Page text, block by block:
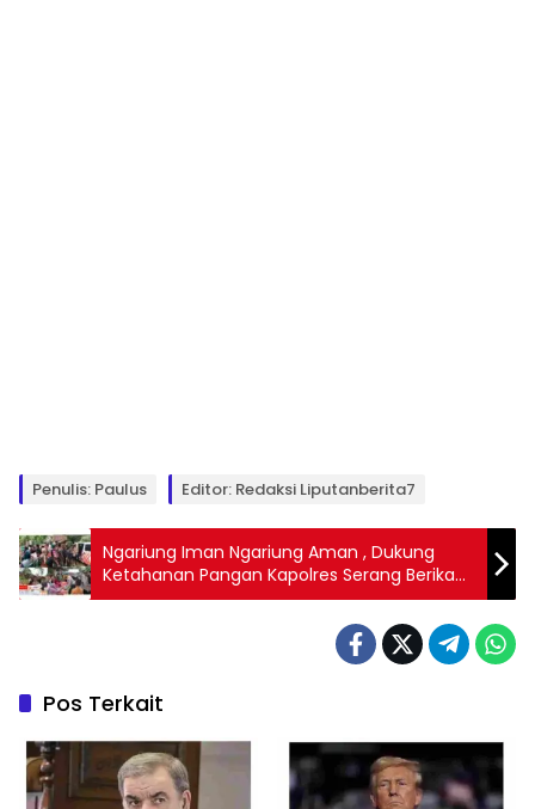
Penulis: Paulus Editor: Redaksi Liputanberita7
Ngariung Iman Ngariung Aman , Dukung
Ketahanan Pangan Kapolres Serang Berikan
Bantuan Benih Jagung dan Pupuk Kepada
Pos Terkait